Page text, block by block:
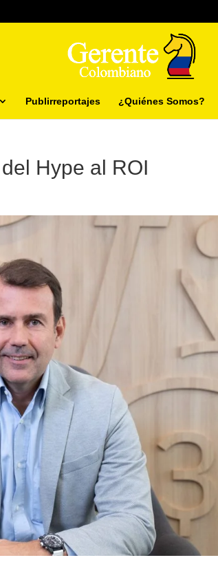
Publirreportajes ¿Quiénes Somos?
Hype al ROI